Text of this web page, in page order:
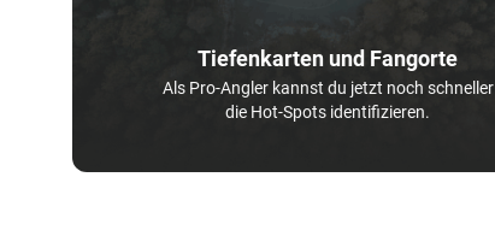
Tiefenkarten und Fangorte
Als Pro-Angler kannst du jetzt noch schneller
die Hot-Spots identifizieren.